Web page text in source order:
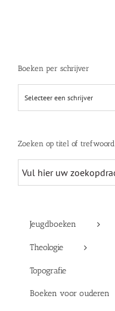
Boeken per schrijver
Zoeken op titel of trefwoord
Jeugdboeken
Theologie
Topografie
Boeken voor ouderen